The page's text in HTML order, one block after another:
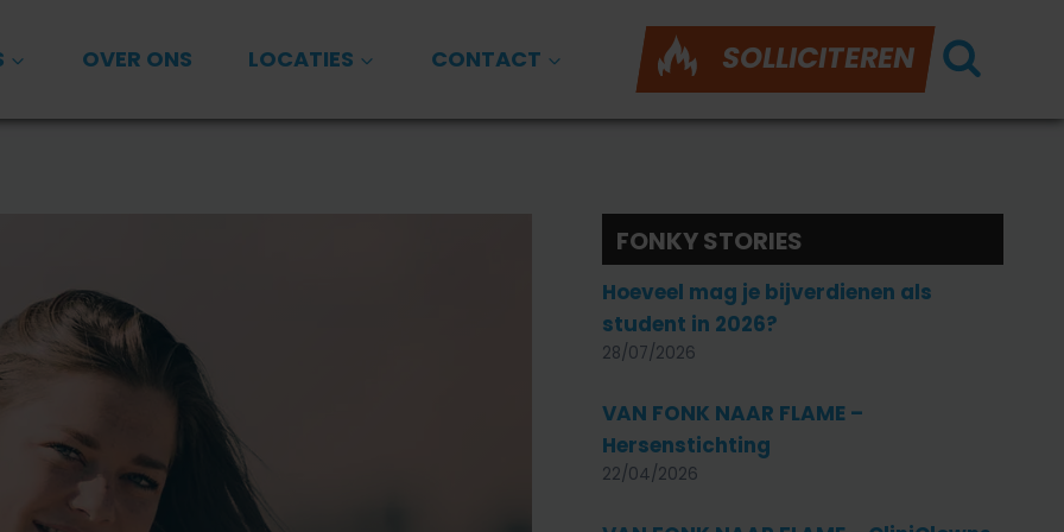
OVER ONS LOCATIES CONTACT SOLLICITEREN
FONKY STORIES
Hoeveel mag je bijverdienen als
student in 2026?
28/07/2026
VAN FONK NAAR FLAME –
Hersenstichting
22/04/2026